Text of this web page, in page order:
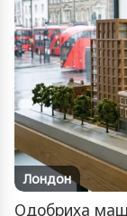
Лондон
Одобриха